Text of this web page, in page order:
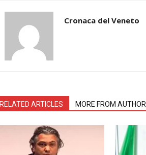
Cronaca del Veneto
RELATED ARTICLES MORE FROM AUTHOR